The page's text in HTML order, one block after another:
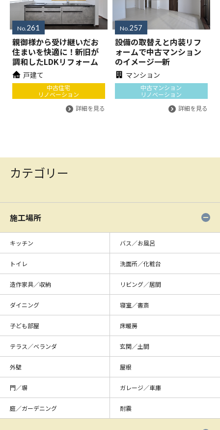
No. 261
親御様から受け継いだお
住まいを快適に！新旧が
調和したLDKリフォーム
戸建て
中古住宅
リノベーション
詳細を見る
No. 257
設備の取替えと内装リフ
ォームで中古マンション
のイメージ一新
マンション
中古マンション
リノベーション
詳細を見る
カテゴリー
施工場所
キッチン バス／お風呂
トイレ 洗面所／化粧台
造作家具／収納 リビング／居間
ダイニング 寝室／書斎
子ども部屋 床暖房
テラス／ベランダ 玄関／土間
外壁 屋根
門／塀 ガレージ／車庫
庭／ガーデニング 耐震